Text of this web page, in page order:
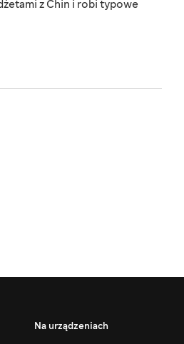
z Chin i robi typowe
Na urządzeniach